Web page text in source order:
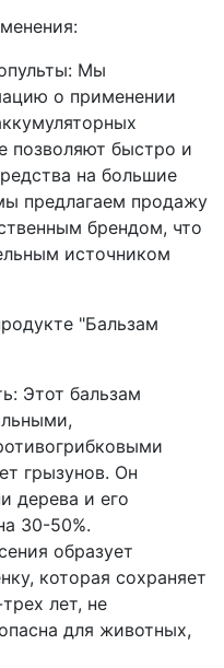
Мы
о применении
позволяют быстро и
на большие
предлагаем продажу
брендом, что
источником
"Бальзам
Этот бальзам
грызунов. Он
дерева и его
30-50%.
образует
которая сохраняет
лет, не
для животных,